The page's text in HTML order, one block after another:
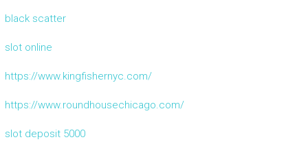
black scatter
slot online
https://www.kingfishernyc.com/
https://www.roundhousechicago.com/
slot deposit 5000